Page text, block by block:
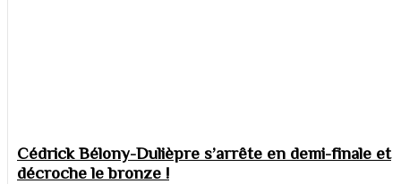
Cédrick Bélony-Dulièpre s’arrête en demi-finale et
décroche le bronze !